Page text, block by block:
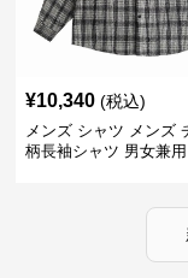
¥10,340 (税込)
メンズ シャツ メンズ
柄長袖シャツ 男女兼